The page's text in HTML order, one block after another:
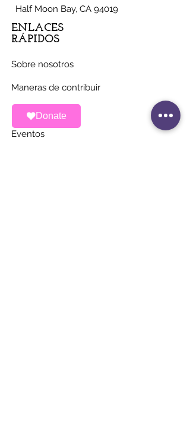
Donate
Half Moon Bay, CA 94019
ENLACES
RÁPIDOS
Sobre nosotros
Maneras de contribuir
Noticias
Eventos